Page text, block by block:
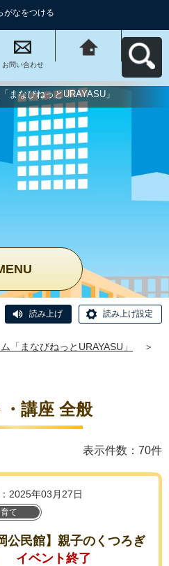
がなをつける
お問い合わせ
びねっと
URAYASU」へ戻る
まなびねっとURAYASU」
読み上げ 読み上げ設定
「まなびねっとURAYASU」
＞
講座 全般
表示件数：70件
2025年03月27日
て
公民館】親子のくつろぎ
イベント終了